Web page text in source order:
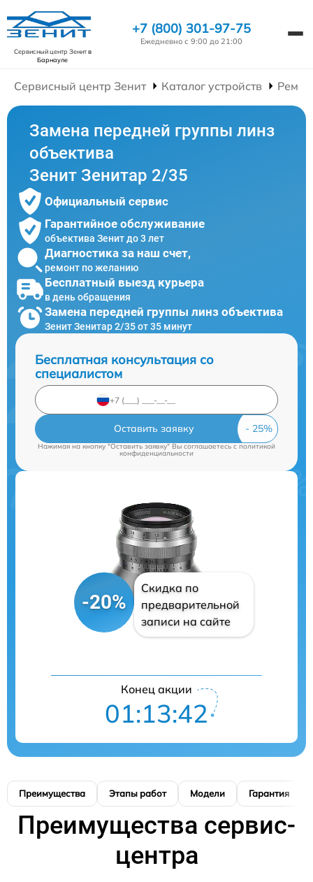
Сервисный центр Зенитв
Барнауле
+7 (800) 301-97-75
Ежедневно с 9:00 до 21:00
Сервисный центр Зенит Каталог устройств
Замена передней группы линз
объектива
Зенит Зенитар 2/35
Официальный сервис
Гарантийное обслуживание
объектива Зенит до 3 лет
Диагностика за наш счет,
ремонт по желанию
Бесплатный выезд курьера
в день обращения
Замена передней группы линз объектива
Зенит Зенитар 2/35 от 35 минут
Бесплатная консультация со
специалистом
Оставить заявку
Нажимая на кнопку "Оставить заявку" Вы соглашаетесь cполитикой
конфиденциальности
-20%
Скидка по
предварительной
записи на сайте
Конец акции
01:13:41
Преимущества Этапы работ Модели Гарантия
Преимущества сервис-
центра